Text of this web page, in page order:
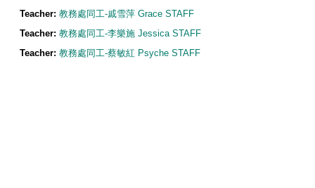
Teacher: 教務處同工-戚雪萍 Grace STAFF
Teacher: 教務處同工-李樂施 Jessica STAFF
Teacher: 教務處同工-蔡敏紅 Psyche STAFF